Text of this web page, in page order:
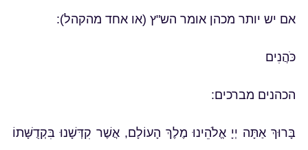
אם יש יותר מכהן אומר הש"ץ (או אחד מהקהל):
כֹּהֲנִים
הכהנים מברכים:
בָּרוּךְ אַתָּה יְיָ אֱלֹהֵינוּ מֶלֶךְ הָעוֹלָם, אֲשֶׁר קִדְּשָׁנוּ בִּקְדֻשָּׁתוֹ